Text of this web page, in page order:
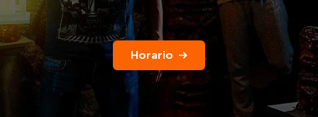
Horario